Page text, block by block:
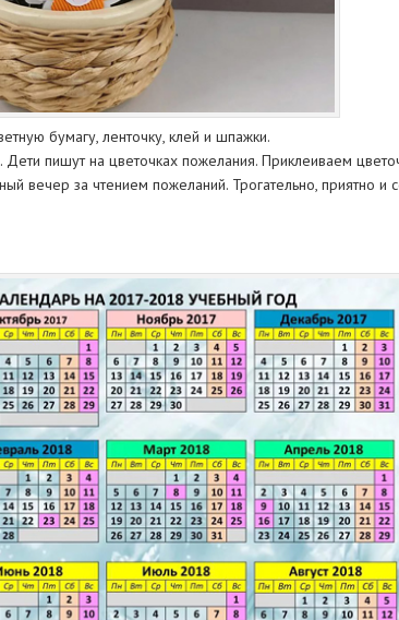
бумагу, ленточку, клей и шпажки.
пишут на цветочках пожелания. Приклеиваем
вечер за чтением пожеланий. Трогательно, приятно и